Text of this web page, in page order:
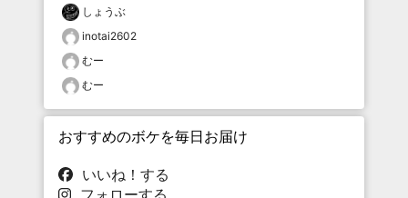
しょうぶ
inotai2602
むー
むー
おすすめのボケを毎日お届け
いいね！する